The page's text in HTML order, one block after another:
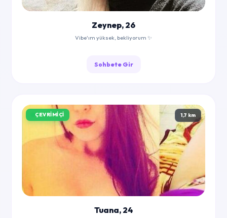
Zeynep, 26
Vibe'ım yüksek, bekliyorum ✨
Sohbete Gir
ÇEVRIMIÇI 1,7 km
Tuana, 24